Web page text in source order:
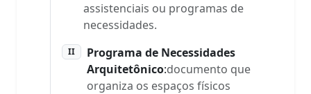
assistenciais ou programas de
necessidades.
II
Programa de Necessidades
Arquitetônico:documento que
organiza os espaços físicos